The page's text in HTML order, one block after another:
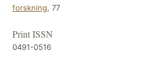
forskning, 77
Print ISSN
0491-0516